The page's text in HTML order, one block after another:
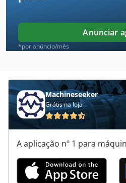
Equipamento De Mergulho
Escavadores De Beterraba
Ferramenta De Brunir
Gerador De Função
Geradores De
German
Grade De
Gravador De Discos
Anunciar
*por anúncio/mês
Machineseeker
Grátis na loja
A aplicação nº 1 para